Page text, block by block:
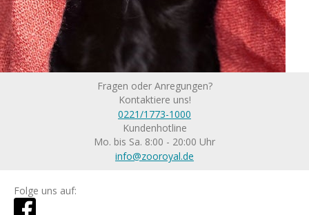
Fragen oder Anregungen?
Kontaktiere uns!
0221/1773-1000
Kundenhotline
Mo. bis Sa. 8:00 - 20:00 Uhr
info@zooroyal.de
Folge uns auf: